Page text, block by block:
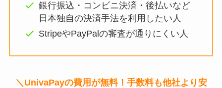
銀行振込・コンビニ決済・後払いなど
日本独自の決済手法を利用したい人
StripeやPayPalの審査が通りにくい人
＼UnivaPayの費用が無料！手数料も他社より安